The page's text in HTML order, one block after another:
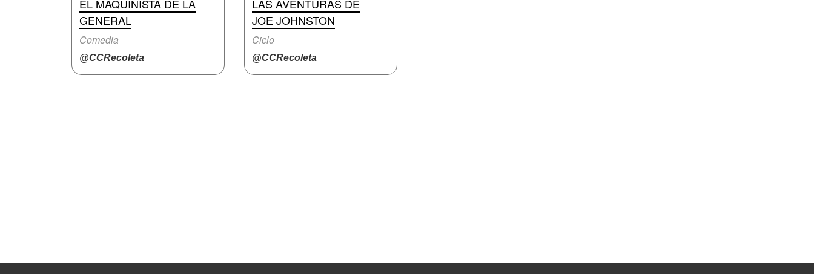
EL MAQUINISTA DE LA
GENERAL
Comedia
@CCRecoleta
LAS AVENTURAS DE
JOE JOHNSTON
Ciclo
@CCRecoleta